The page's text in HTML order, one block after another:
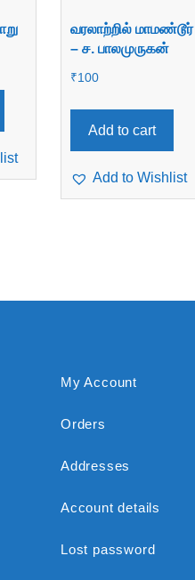
வரலாற்றில் மாமண்டூர்
– ச. பாலமுருகன்
₹100
Add to cart
Add to Wishlist
My Account
Orders
Addresses
Account details
Lost password